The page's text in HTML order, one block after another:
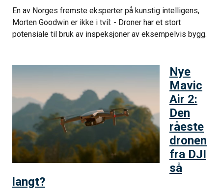
En av Norges fremste eksperter på kunstig intelligens,
Morten Goodwin er ikke i tvil: - Droner har et stort
potensiale til bruk av inspeksjoner av eksempelvis bygg.
Nye
Mavic
Air 2:
Den
råeste
dronen
fra DJI
så
langt?